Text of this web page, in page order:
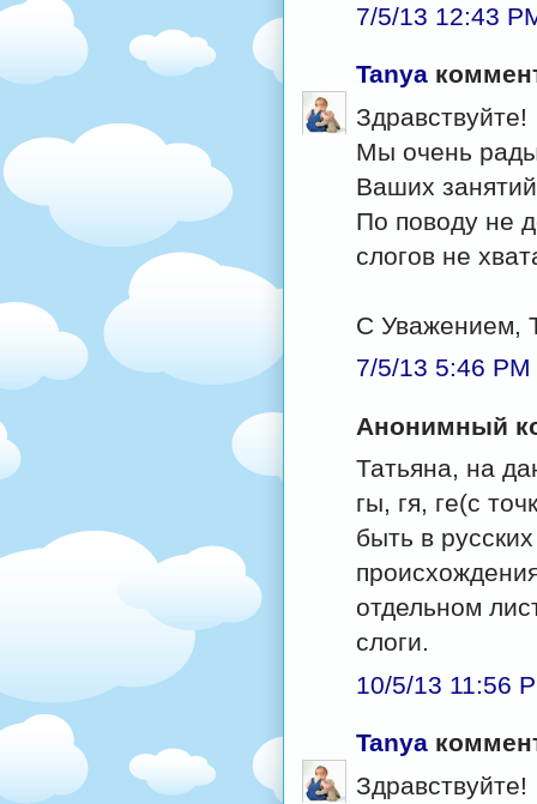
7/5/13 12:43
Tanya
Здравствуйте!
Мы очень
Ваших
По поводу не
слогов не
С Уважением,
7/5/13 5:46 PM
Анонимный
Татьяна, на
гы, гя, ге(с
быть в
отдельном
слоги.
10/5/13 11:56
Tanya
Здравствуйте!